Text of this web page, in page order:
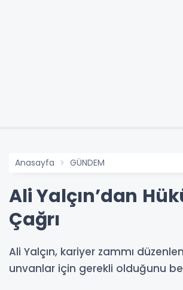
Anasayfa GÜNDEM
Ali Yalçın’dan
Çağrı
Ali Yalçın, kariyer zammı
unvanlar için gerekli olduğunu